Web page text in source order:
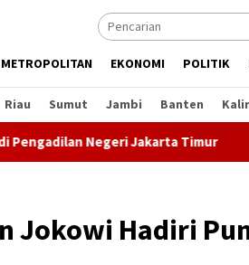
METROPOLITAN EKONOMI POLITIK
Riau Sumut Jambi Banten
Negeri Jakarta Timur
Jokowi Hadiri